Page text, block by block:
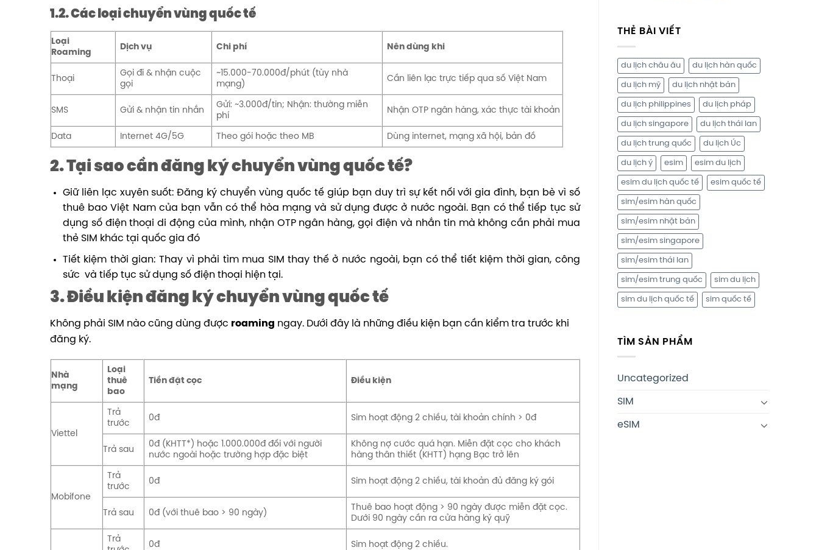
1.2. Các loại chuyển vùng quốc tế
Loại
Roaming
Dịch vụ Chi phí Nên dùng khi
Thoại
Gọi đi & nhận cuộc
gọi
~15.000-70.000đ/phút (tùy nhà
mạng)
Cần liên lạc trực tiếp qua số Việt Nam
SMS Gửi & nhận tin nhắn
Gửi: ~3.000đ/tin; Nhận: thường miễn
phí
Nhận OTP ngân hàng, xác thực tài khoản
Data Internet 4G/5G Theo gói hoặc theo MB Dùng internet, mạng xã hội, bản đồ
2. Tại sao cần đăng ký chuyển vùng quốc tế?
Giữ liên lạc xuyên suốt: Đăng ký chuyển vùng quốc tế giúp bạn duy trì sự kết nối với gia đình, bạn bè vì số
thuê bao Việt Nam của bạn vẫn có thể hòa mạng và sử dụng được ở nước ngoài. Bạn có thể tiếp tục sử
dụng số điện thoại di động của mình, nhận OTP ngân hàng, gọi điện và nhắn tin mà không cần phải mua
thẻ SIM khác tại quốc gia đó
Tiết kiệm thời gian: Thay vì phải tìm mua SIM thay thế ở nước ngoài, bạn có thể tiết kiệm thời gian, công
sức và tiếp tục sử dụng số điện thoại hiện tại.
3. Điều kiện đăng ký chuyển vùng quốc tế
Không phải SIM nào cũng dùng được roaming ngay. Dưới đây là những điều kiện bạn cần kiểm tra trước khi
đăng ký.
Nhà
mạng
Loại
thuê
bao
Tiền đặt cọc Điều kiện
Viettel
Trả
trước
0đ Sim hoạt động 2 chiều, tài khoản chính > 0đ
Trả sau
0đ (KHTT*) hoặc 1.000.000đ đối với người
nước ngoài hoặc trường hợp đặc biệt
Không nợ cước quá hạn. Miễn đặt cọc cho khách
hàng thân thiết (KHTT) hạng Bạc trở lên
Mobifone
Trả
trước
0đ Sim hoạt động 2 chiều, tài khoản đủ đăng ký gói
Trả sau 0đ (với thuê bao > 90 ngày)
Thuê bao hoạt động > 90 ngày được miễn đặt cọc.
Dưới 90 ngày cần ra cửa hàng ký quỹ
Trả
0đ Sim hoạt động 2 chiều.
THẺ BÀI VIẾT
du lịch châu âu du lịch hàn quốc
du lịch mỹ du lịch nhật bản
du lịch philippines du lịch pháp
du lịch singapore du lịch thái lan
du lịch trung quốc du lịch Úc
du lịch ý esim esim du lịch
esim du lịch quốc tế esim quốc tế
sim/esim hàn quốc
sim/esim nhật bản
sim/esim singapore
sim/esim thái lan
sim/esim trung quốc sim du lịch
sim du lịch quốc tế sim quốc tế
TÌM SẢN PHẨM
Uncategorized
SIM
eSIM